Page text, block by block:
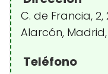
C. de Francia,
Alarcón,
Teléfono